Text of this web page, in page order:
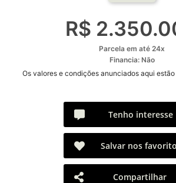
R$
Parcela em até 24x
Financia: Não
Os valores e condições anunciados aqui
Tenho interesse
Salvar nos
Compartilhar